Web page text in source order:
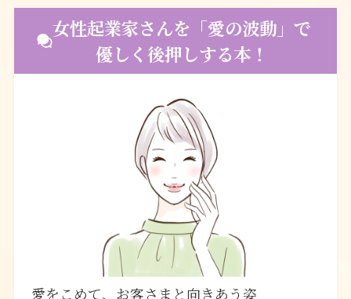
女性起業家さんを「愛の波動」で
優しく後押しする本！
愛をこめて、お客さまと向きあう姿